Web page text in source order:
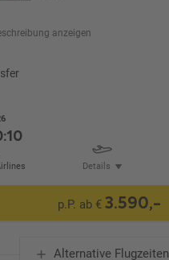
anzeigen
Details
p.P. ab € 3.590,-
Alternative Flugzeiten